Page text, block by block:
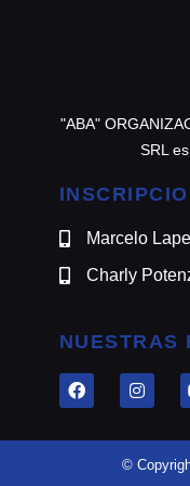
"ABA"
SRL
Marcelo
Charly
NUESTRAS
©